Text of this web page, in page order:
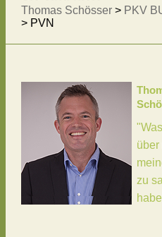
Thomas Schösser > PKV
> PVN
über
zu